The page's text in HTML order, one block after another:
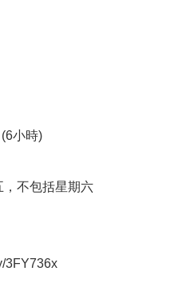
小時)
，不包括星期六
3FY736x